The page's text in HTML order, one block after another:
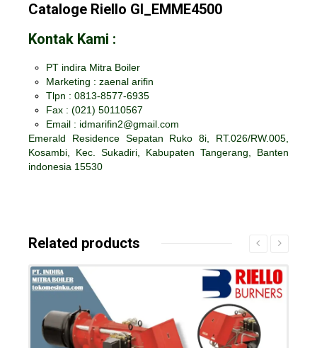
Cataloge Riello GI_EMME4500
Kontak Kami :
PT indira Mitra Boiler
Marketing : zaenal arifin
Tlpn : 0813-8577-6935
Fax : (021) 50110567
Email : idmarifin2@gmail.com
Emerald Residence Sepatan Ruko 8i, RT.026/RW.005,
Kosambi, Kec. Sukadiri, Kabupaten Tangerang, Banten
indonesia 15530
Related products